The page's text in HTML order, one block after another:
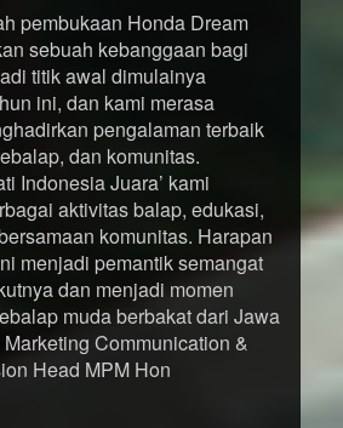
pembukaan Honda Dream
sebuah kebanggaan bagi
titik awal dimulainya
ini, dan kami merasa
pengalaman terbaik
dan komunitas.
Indonesia Juara’ kami
aktivitas balap, edukasi,
komunitas. Harapan
menjadi pemantik semangat
dan menjadi momen
muda berbakat dari Jawa
Marketing Communication &
Head MPM Hon